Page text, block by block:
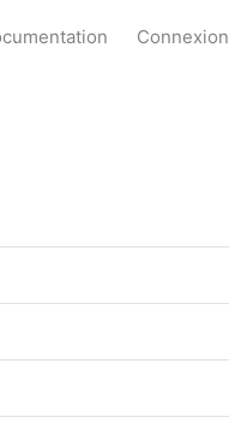
Connexion